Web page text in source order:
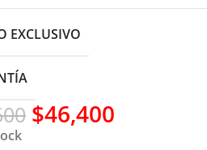
EXCLUSIVO
$46,400